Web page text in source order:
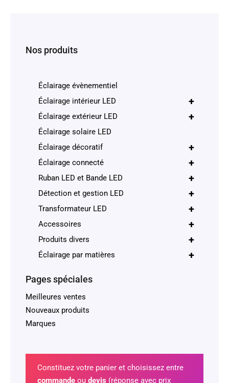
Nos produits
Éclairage évènementiel
+
Éclairage intérieur LED
+
Éclairage extérieur LED
Éclairage solaire LED
+
Éclairage décoratif
+
Éclairage connecté
+
Ruban LED et Bande LED
+
Détection et gestion LED
+
Transformateur LED
+
Accessoires
+
Produits divers
+
Éclairage par matières
Pages spéciales
Meilleures ventes
Nouveaux produits
Marques
Constituez votre panier et choisissez entre
commandeou devis (réponse avec prix